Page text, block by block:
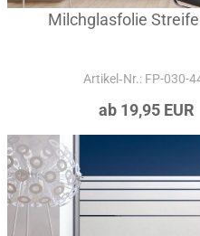
Milchglasfolie
Artikel‑Nr.: FP-030-
ab 19,95 EUR